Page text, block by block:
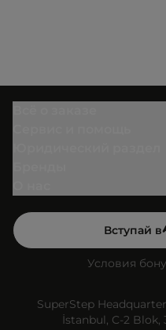
Вступай в
Условия
SuperStep
İstanbul, C-2 Blok,